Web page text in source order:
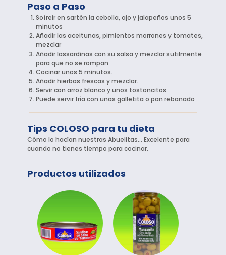
Paso a Paso
Sofreir en sartén la cebolla, ajo y jalapeños unos 5
minutos
Añadir las aceitunas, pimientos morrones y tomates,
mezclar
Añadir lassardinas con su salsa y mezclar sutilmente
para que no se rompan.
Cocinar unos 5 minutos.
Añadir hierbas frescas y mezclar.
Servir con arroz blanco y unos tostoncitos
Puede servir fría con unas galletita o pan rebanado
Tips COLOSO para tu dieta
Cómo lo hacían nuestras Abuelitas… Excelente para
cuando no tienes tiempo para cocinar.
Productos utilizados